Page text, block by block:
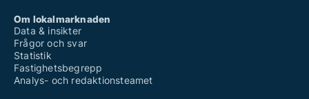
Om lokalmarknaden
Data & insikter
Frågor och svar
Statistik
Fastighetsbegrepp
Analys- och redaktionsteamet